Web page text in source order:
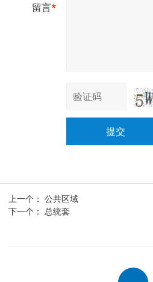
留言*
提交
上一个：公共区域
下一个：总统套